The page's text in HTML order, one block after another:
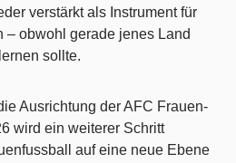
verstärkt als Instrument für
– obwohl gerade jenes Land
sollte.
Ausrichtung der AFC Frauen-
wird ein weiterer Schritt
auf eine neue Ebene